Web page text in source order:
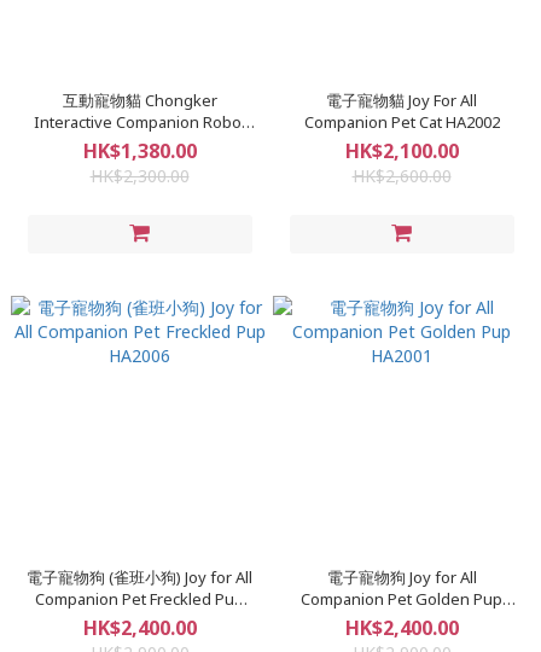
互動寵物貓 Chongker
Interactive Companion Robot
Pet Cat CK2001
HK$1,380.00
HK$2,300.00
電子寵物貓 Joy For All
Companion Pet Cat HA2002
HK$2,100.00
HK$2,600.00
電子寵物狗 (雀班小狗) Joy for All
Companion Pet Freckled Pup
HA2006
HK$2,400.00
電子寵物狗 Joy for All
Companion Pet Golden Pup
HA2001
HK$2,400.00